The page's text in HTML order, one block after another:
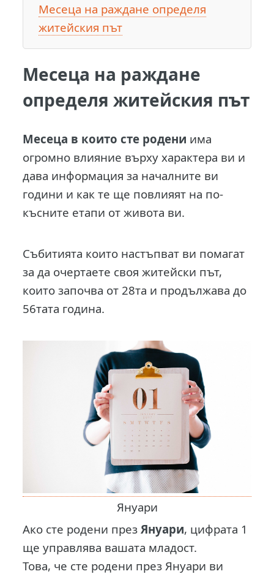
Месеца на раждане определя
житейския път
Месеца на раждане
определя житейския път
Месеца в които сте родени има
огромно влияние върху характера ви и
дава информация за началните ви
години и как те ще повлияят на по-
късните етапи от живота ви.
Събитията които настъпват ви помагат
за да очертаете своя житейски път,
които започва от 28та и продължава до
56тата година.
Януари
Ако сте родени презЯнуари, цифрата 1
ще управлява вашата младост.
Това, че сте родени през Януари ви